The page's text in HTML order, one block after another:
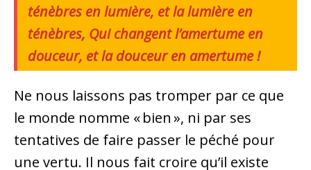
ténèbres en lumière, et la lumière en
ténèbres, Qui changent l’amertume en
douceur, et la douceur en amertume !
Ne nous laissons pas tromper par ce que
le monde nomme « bien », ni par ses
tentatives de faire passer le péché pour
une vertu. Il nous fait croire qu’il existe